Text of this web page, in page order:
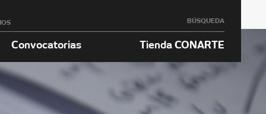
BÚSQUEDA
Convocatorias Tienda CONARTE